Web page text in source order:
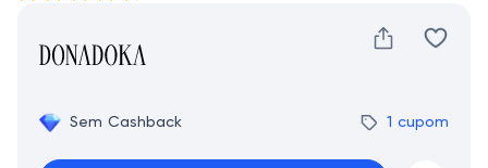
Sem Cashback 1 cupom